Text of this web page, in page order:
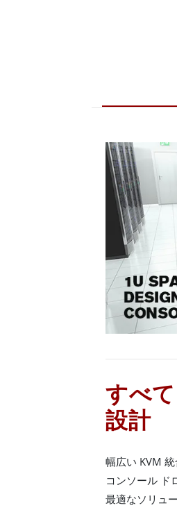
すべ
設計
幅広い KVM
コンソール ド
最適なソリュ